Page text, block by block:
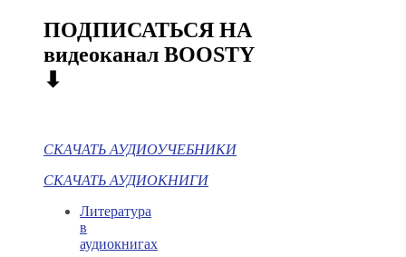
ПОДПИСАТЬСЯ НА
видеоканал BOOSTY
⬇
СКАЧАТЬ АУДИОУЧЕБНИКИ
СКАЧАТЬ АУДИОКНИГИ
Литература
в
аудиокнигах